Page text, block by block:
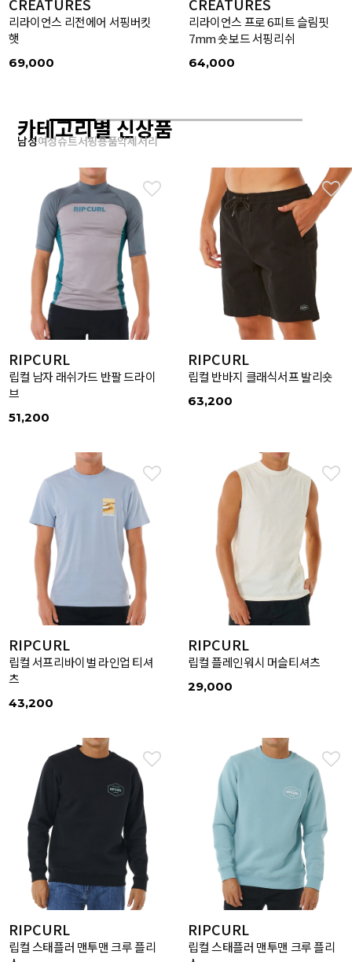
리라이언스 리전에어 서핑버킷
햇
69,000
리라이언스 프로 6피트 슬림핏
7mm 숏보드 서핑리쉬
64,000
카테고리별 신상품
남성여성슈트서핑용품악세서리
RIPCURL
립컬 남자 래쉬가드 반팔 드라이
브
51,200
RIPCURL
립컬 반바지 클래식서프 발리숏
63,200
RIPCURL
립컬 서프리바이벌 라인업 티셔
츠
43,200
RIPCURL
립컬 플레인워시 머슬티셔츠
29,000
RIPCURL
립컬 스태플러 맨투맨 크루 플리
RIPCURL
립컬 스태플러 맨투맨 크루 플리